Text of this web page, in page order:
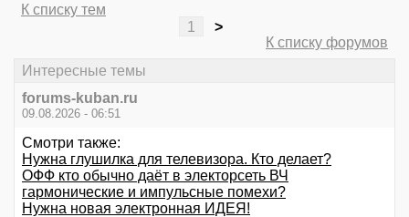
К списку тем
1
>
К списку форумов
Интересные темы
forums-kuban.ru
09.08.2026 - 06:51
Смотри также:
Нужна глушилка для телевизора. Кто делает?
ОФФ кто обычно даёт в электорсеть ВЧ
гармонические и импульсные помехи?
Нужна новая электронная ИДЕЯ!